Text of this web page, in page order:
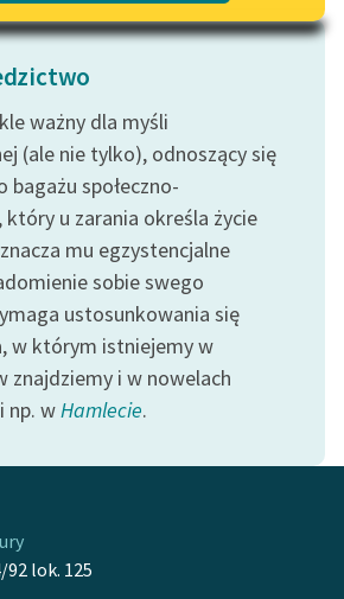
do
i
ważny dla myśli
(ale nie tylko), odnoszący się
bagażu społeczno-
u zarania określa życie
mu egzystencjalne
sobie swego
ustosunkowania się
w którym istniejemy w
znajdziemy i w nowelach
np. wHamlecie.
92 lok. 125